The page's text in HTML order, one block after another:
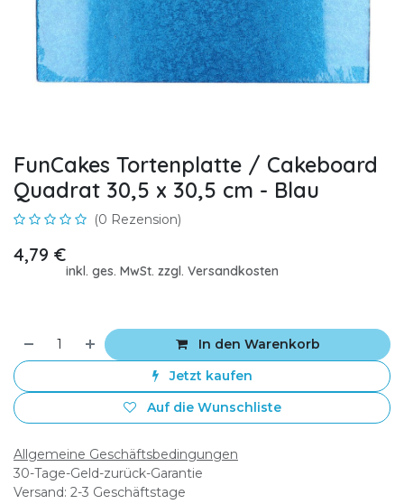
FunCakes Tortenplatte / Cakeboard
Quadrat 30,5 x 30,5 cm - Blau
(0 Rezension)
4,79 €
inkl. ges. MwSt. zzgl. Versandkosten
In den Warenkorb
Jetzt kaufen
Auf die Wunschliste
Allgemeine Geschäftsbedingungen
30-Tage-Geld-zurück-Garantie
Versand: 2-3 Geschäftstage